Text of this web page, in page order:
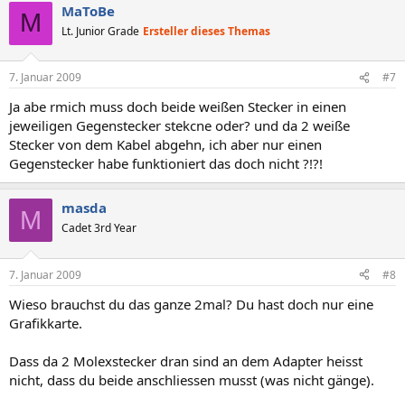
M MaToBe
Lt. Junior Grade Ersteller dieses Themas
7. Januar 2009 #7
Ja abe rmich muss doch beide weißen Stecker in einen
jeweiligen Gegenstecker stekcne oder? und da 2 weiße
Stecker von dem Kabel abgehn, ich aber nur einen
Gegenstecker habe funktioniert das doch nicht ?!?!
M masda
Cadet 3rd Year
7. Januar 2009 #8
Wieso brauchst du das ganze 2mal? Du hast doch nur eine
Grafikkarte.
Dass da 2 Molexstecker dran sind an dem Adapter heisst
nicht, dass du beide anschliessen musst (was nicht gänge).